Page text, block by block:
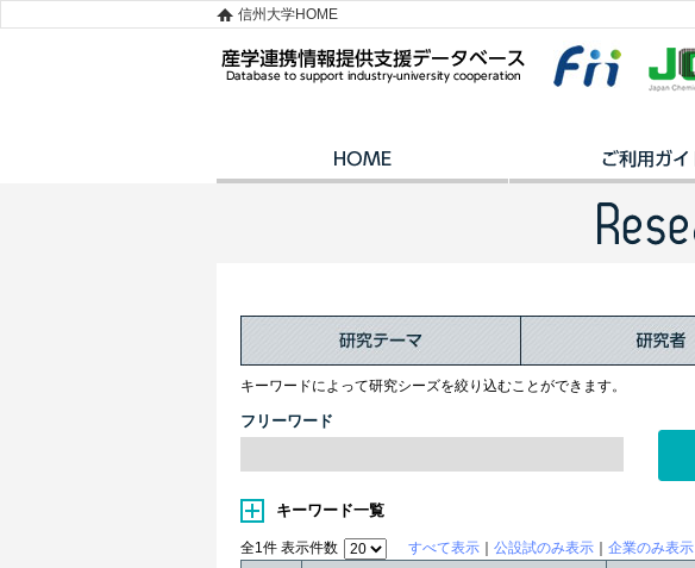
信州大学HOME
キーワードによって研究シーズを絞り込むことができます。
フリーワード
キーワード一覧
全1件 表示件数 すべて表示 公設試のみ表示 企業のみ表示